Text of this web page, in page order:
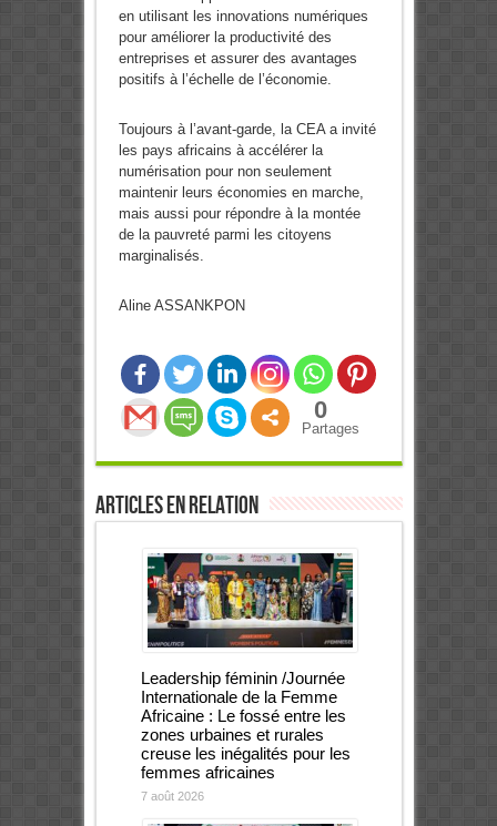
en utilisant les innovations numériques
pour améliorer la productivité des
entreprises et assurer des avantages
positifs à l’échelle de l’économie.
Toujours à l’avant-garde, la CEA a invité
les pays africains à accélérer la
numérisation pour non seulement
maintenir leurs économies en marche,
mais aussi pour répondre à la montée
de la pauvreté parmi les citoyens
marginalisés.
Aline ASSANKPON
0
Partages
Articles en relation
Leadership féminin /Journée
Internationale de la Femme
Africaine : Le fossé entre les
zones urbaines et rurales
creuse les inégalités pour les
femmes africaines
7 août 2026